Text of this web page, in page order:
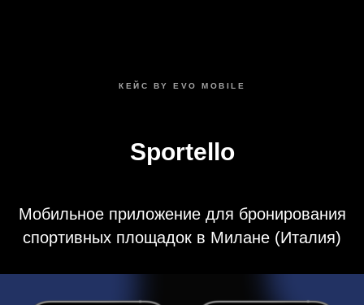
КЕЙС BY EVO MOBILE
Sportello
Мобильное приложение для бронирования
спортивных площадок в Милане (Италия)